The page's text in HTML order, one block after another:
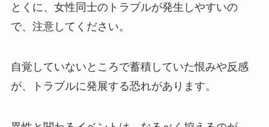
とくに、女性同士のトラブルが発生しやすいの
で、注意してください。
自覚していないところで蓄積していた恨みや反感
が、トラブルに発展する恐れがあります。